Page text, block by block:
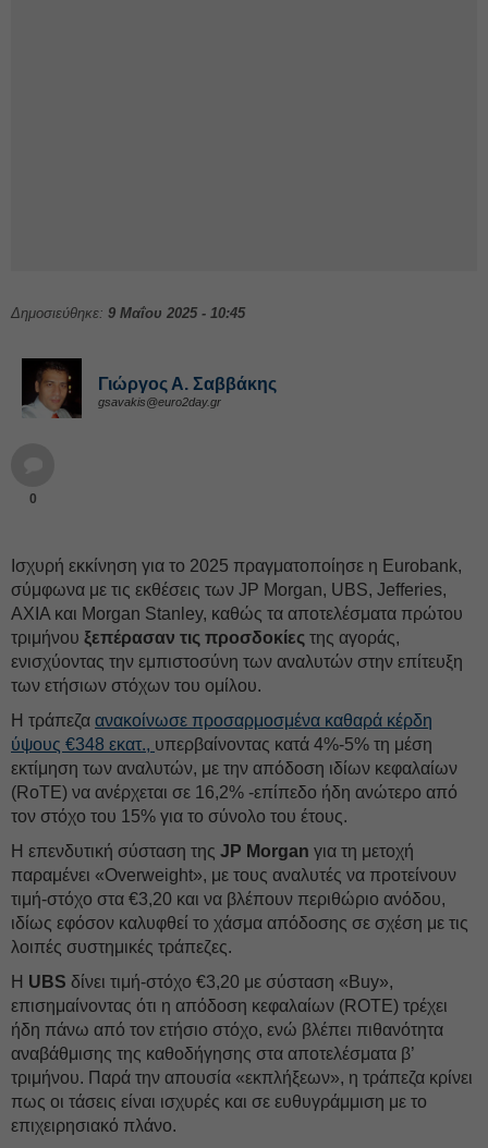
Δημοσιεύθηκε: 9 Μαΐου 2025 - 10:45
Γιώργος Α. Σαββάκης
gsavakis@euro2day.gr
0
Ισχυρή εκκίνηση για το 2025 πραγματοποίησε η Eurobank,
σύμφωνα με τις εκθέσεις των JP Morgan, UBS, Jefferies,
ΑΧΙΑ και Morgan Stanley, καθώς τα αποτελέσματα πρώτου
τριμήνου ξεπέρασαν τις προσδοκίες της αγοράς,
ενισχύοντας την εμπιστοσύνη των αναλυτών στην επίτευξη
των ετήσιων στόχων του ομίλου.
Η τράπεζα ανακοίνωσε προσαρμοσμένα καθαρά κέρδη
ύψους €348 εκατ., υπερβαίνοντας κατά 4%-5% τη μέση
εκτίμηση των αναλυτών, με την απόδοση ιδίων κεφαλαίων
(RoTE) να ανέρχεται σε 16,2% -επίπεδο ήδη ανώτερο από
τον στόχο του 15% για το σύνολο του έτους.
Η επενδυτική σύσταση της JP Morgan για τη μετοχή
παραμένει «Overweight», με τους αναλυτές να προτείνουν
τιμή-στόχο στα €3,20 και να βλέπουν περιθώριο ανόδου,
ιδίως εφόσον καλυφθεί το χάσμα απόδοσης σε σχέση με τις
λοιπές συστημικές τράπεζες.
Η UBS δίνει τιμή-στόχο €3,20 με σύσταση «Buy»,
επισημαίνοντας ότι η απόδοση κεφαλαίων (ROTE) τρέχει
ήδη πάνω από τον ετήσιο στόχο, ενώ βλέπει πιθανότητα
αναβάθμισης της καθοδήγησης στα αποτελέσματα β’
τριμήνου. Παρά την απουσία «εκπλήξεων», η τράπεζα κρίνει
πως οι τάσεις είναι ισχυρές και σε ευθυγράμμιση με το
επιχειρησιακό πλάνο.